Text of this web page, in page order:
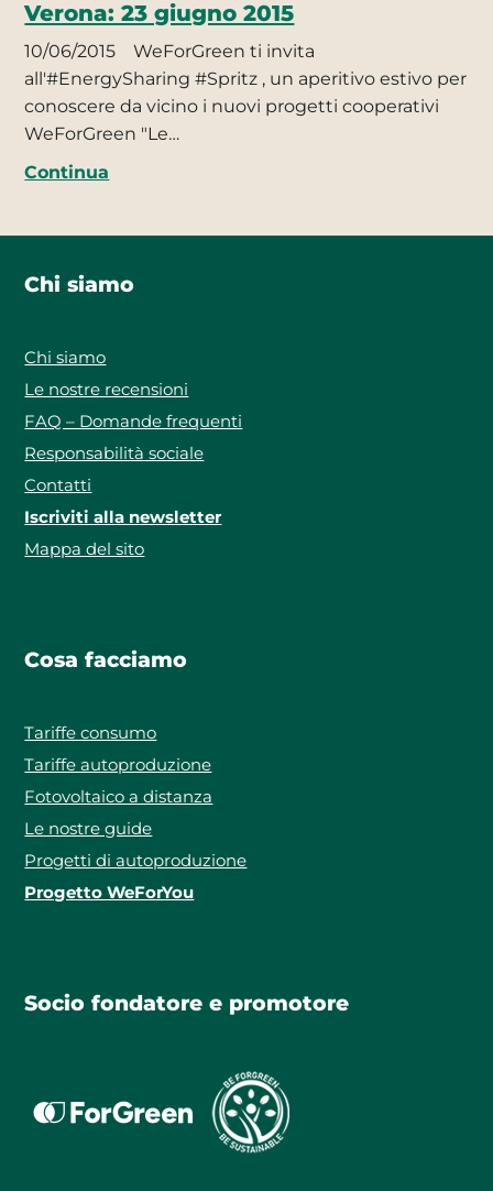
Verona: 23 giugno 2015
10/06/2015
WeForGreen ti invita
all'#EnergySharing #Spritz , un aperitivo estivo per
conoscere da vicino i nuovi progetti cooperativi
WeForGreen "Le…
Continua
Chi siamo
Chi siamo
Le nostre recensioni
FAQ – Domande frequenti
Responsabilità sociale
Contatti
Iscriviti alla newsletter
Mappa del sito
Cosa facciamo
Tariffe consumo
Tariffe autoproduzione
Fotovoltaico a distanza
Le nostre guide
Progetti di autoproduzione
Progetto WeForYou
Socio fondatore e promotore